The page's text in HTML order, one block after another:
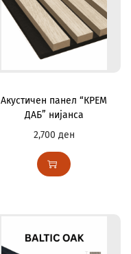
Акустичен панел “КРЕМ
ДАБ” нијанса
2,700 ден